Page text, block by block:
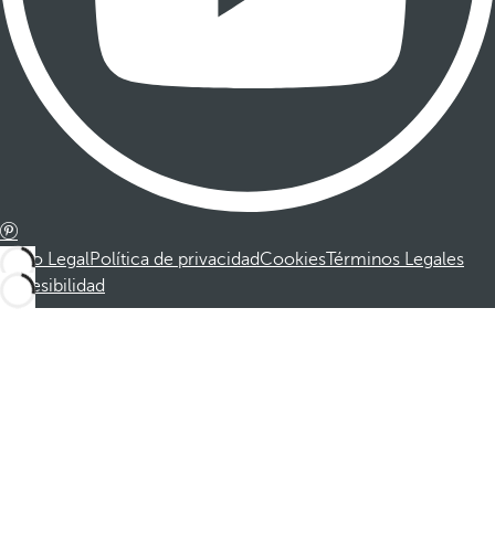
Aviso LegalPolítica de privacidadCookiesTérminos Legales
Accesibilidad